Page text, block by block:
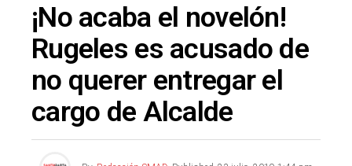
¡No acaba el novelón!
Rugeles es acusado de
no querer entregar el
cargo de Alcalde